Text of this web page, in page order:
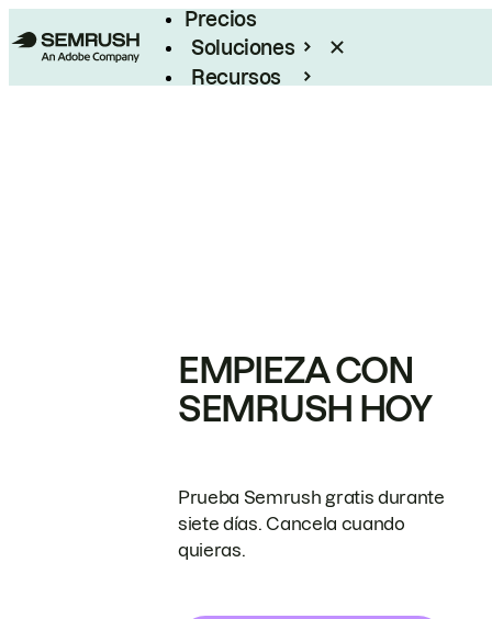
Precios
Soluciones
Recursos
EMPIEZA CON
SEMRUSH HOY
Prueba Semrush gratis durante
siete días. Cancela cuando
quieras.